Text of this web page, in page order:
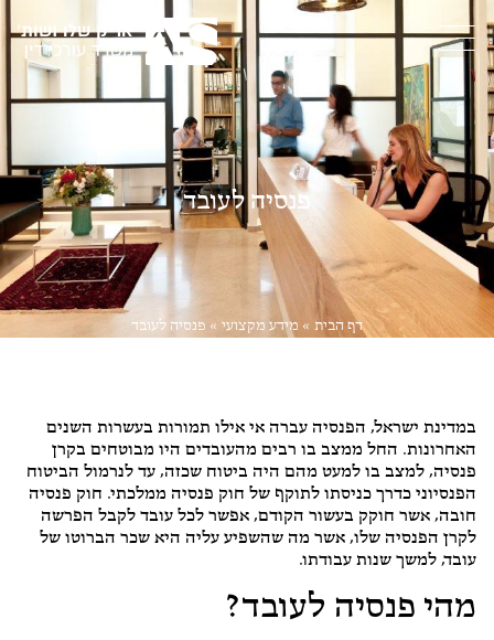
פנסיה לעובד
דף הבית » מידע מקצועי » פנסיה לעובד
במדינת ישראל, הפנסיה עברה אי אילו תמורות בעשרות השנים
האחרונות. החל ממצב בו רבים מהעובדים היו מבוטחים בקרן
פנסיה, למצב בו למעט מהם היה ביטוח שכזה, עד לנרמול הביטוח
הפנסיוני כדרך כניסתו לתוקף של חוק פנסיה ממלכתי. חוק פנסיה
חובה, אשר חוקק בעשור הקודם, אפשר לכל עובד לקבל הפרשה
לקרן הפנסיה שלו, אשר מה שהשפיע עליה היא שכר הברוטו של
עובד, למשך שנות עבודתו.
מהי פנסיה לעובד?